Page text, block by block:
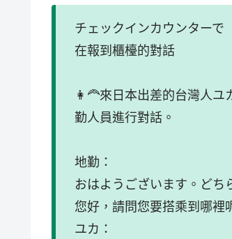
チェックインカウンターで
在報到櫃檯的對話
👩‍🦰來日本出差的台灣人
勤人員進行對話。
地勤：
おはようございます。どち
您好，請問您要搭乘到哪裡
ユカ：